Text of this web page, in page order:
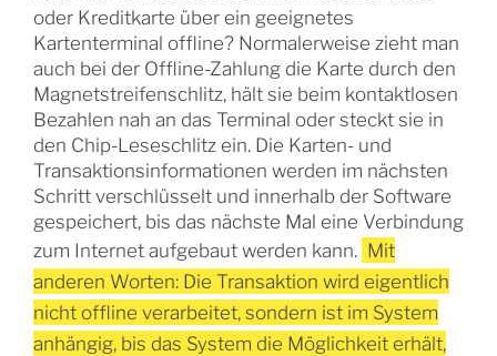
oder Kreditkarte über ein geeignetes
Kartenterminal offline? Normalerweise zieht man
auch bei der Offline-Zahlung die Karte durch den
Magnetstreifenschlitz, hält sie beim kontaktlosen
Bezahlen nah an das Terminal oder steckt sie in
den Chip-Leseschlitz ein. Die Karten- und
Transaktionsinformationen werden im nächsten
Schritt verschlüsselt und innerhalb der Software
gespeichert, bis das nächste Mal eine Verbindung
zum Internet aufgebaut werden kann. Mit
anderen Worten: Die Transaktion wird eigentlich
nicht offline verarbeitet, sondern ist im System
anhängig, bis das System die Möglichkeit erhält,